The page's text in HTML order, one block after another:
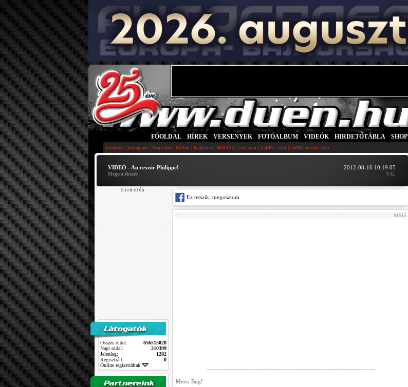
FŐOLDAL HÍREK VERSENYEK FOTÓALBUM VIDEÓK HIRDETŐTÁBLA SHOP
facebook | Instagram | YouTube | TikTok | Rallylive | MNASZ | wrc.com | fiaERC.com | eWRC-results.com
VIDEÓ - Au revoir Philippe!
Megemlékezés
2012-08-16 10:19:05
V.G.
h i r d e t é s
Összes oldal:
856515028
Napi oldal:
210399
Jelenleg:
1282
Regisztrált:
0
Online regisztráltak:
Ez tetszik, megosztom
#1515
----------------------------------------------------------------------------------
Merci Bug!